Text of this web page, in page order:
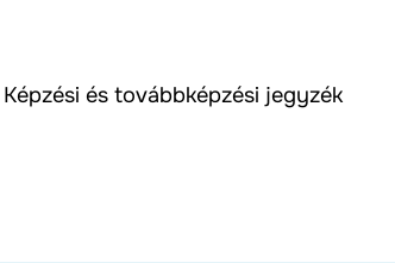
Képzési és továbbképzési jegyzék